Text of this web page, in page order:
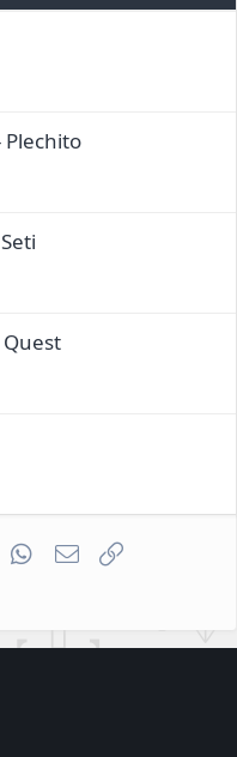
Quest
Tumblr WhatsApp
E-posta